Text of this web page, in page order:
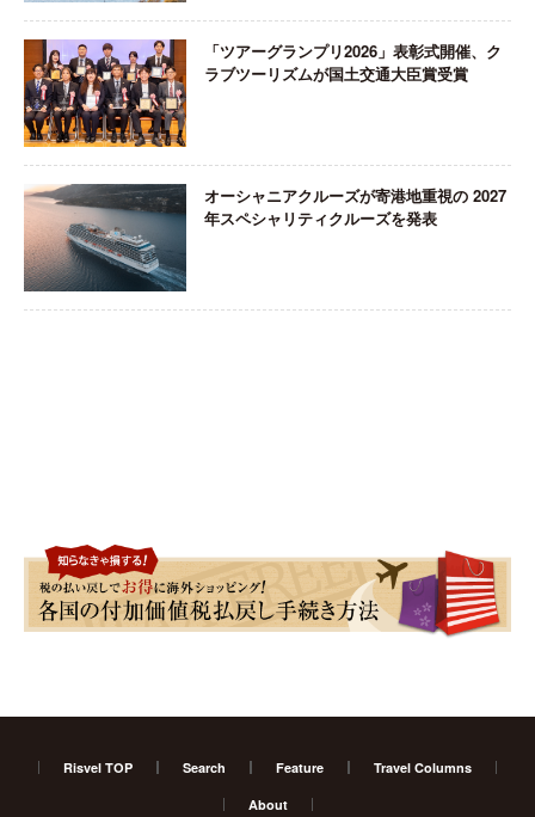
「ツアーグランプリ2026」表彰式開催、ク
ラブツーリズムが国土交通大臣賞受賞
オーシャニアクルーズが寄港地重視の 2027
年スペシャリティクルーズを発表
Risvel TOP Search Feature Travel Columns
About